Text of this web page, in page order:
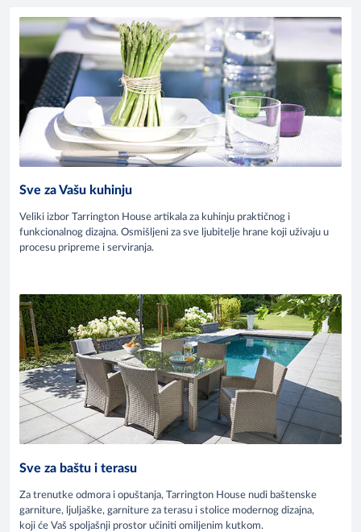
Sve za Vašu kuhinju
Veliki izbor Tarrington House artikala za kuhinju praktičnog i
funkcionalnog dizajna. Osmišljeni za sve ljubitelje hrane koji uživaju u
procesu pripreme i serviranja.
Sve za baštu i terasu
Za trenutke odmora i opuštanja, Tarrington House nudi baštenske
garniture, ljuljaške, garniture za terasu i stolice modernog dizajna,
koji će Vaš spoljašnji prostor učiniti omiljenim kutkom.